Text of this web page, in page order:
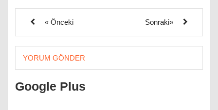
« Önceki Sonraki»
YORUM GÖNDER
Google Plus